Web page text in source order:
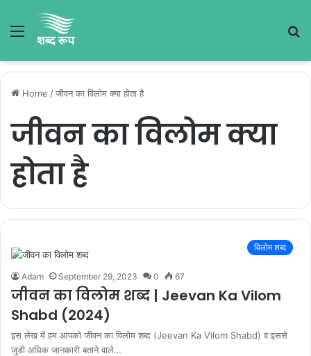
Menu
Home /जीवन का विलोम क्या होता है
जीवन का विलोम क्या
होता है
विलोम शब्द
Adam September 29, 2023 0 67
जीवन का विलोम शब्द | Jeevan Ka Vilom
Shabd (2024)
इस लेख में हम आपको जीवन का विलोम शब्द (Jeevan Ka Vilom Shabd) व इससे
जुडी अधिक जानकारी बताने वाले…